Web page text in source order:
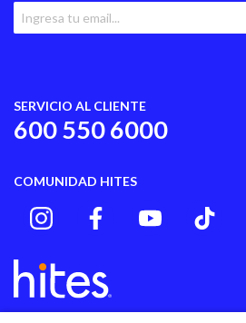
SERVICIO AL CLIENTE
600 550 6000
COMUNIDAD HITES